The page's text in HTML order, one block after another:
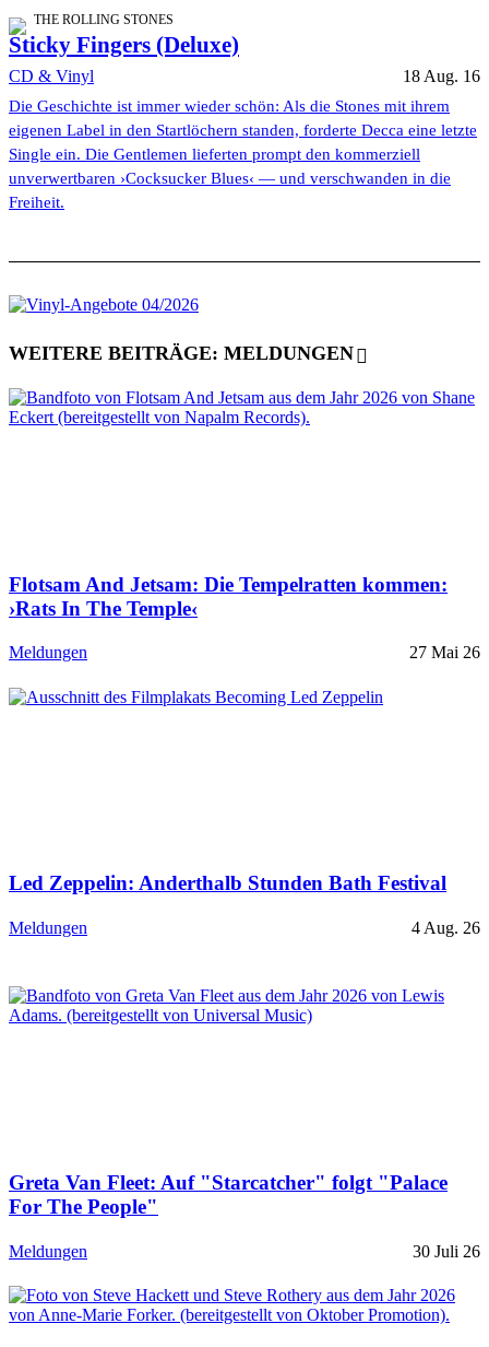
THE ROLLING STONES
Sticky Fingers (Deluxe)
CD & Vinyl 18 Aug. 16
Die Geschichte ist immer wieder schön: Als die Stones mit ihrem
eigenen Label in den Startlöchern standen, forderte Decca eine letzte
Single ein. Die Gentlemen lieferten prompt den kommerziell
unverwertbaren ›Cocksucker Blues‹ — und verschwanden in die
Freiheit.
WEITERE BEITRÄGE: MELDUNGEN
Flotsam And Jetsam: Die Tempelratten kommen:
›Rats In The Temple‹
Meldungen 27 Mai 26
Led Zeppelin: Anderthalb Stunden Bath Festival
Meldungen 4 Aug. 26
Greta Van Fleet: Auf "Starcatcher" folgt "Palace
For The People"
Meldungen 30 Juli 26